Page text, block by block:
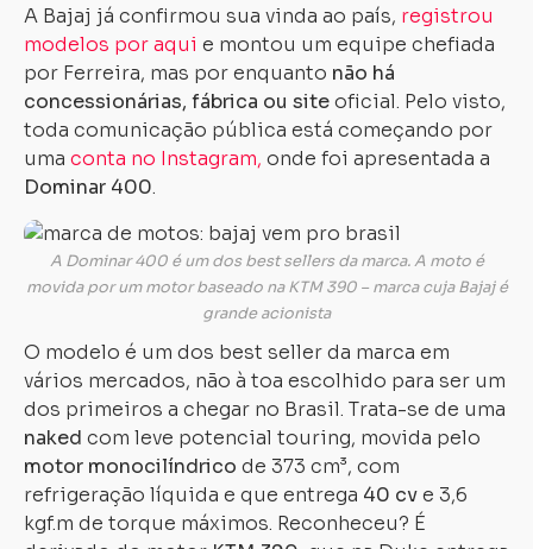
A Bajaj já confirmou sua vinda ao país, registrou
modelos por aqui e montou um equipe chefiada
por Ferreira, mas por enquanto não há
concessionárias, fábrica ou siteoficial. Pelo visto,
toda comunicação pública está começando por
uma conta no Instagram, onde foi apresentada a
Dominar 400.
A Dominar 400 é um dos best sellers da marca. A moto é
movida por um motor baseado na KTM 390 – marca cuja Bajaj é
grande acionista
O modelo é um dos best seller da marca em
vários mercados, não à toa escolhido para ser um
dos primeiros a chegar no Brasil. Trata-se de uma
naked com leve potencial touring, movida pelo
motor monocilíndrico de 373 cm³, com
refrigeração líquida e que entrega 40 cve 3,6
kgf.m de torque máximos. Reconheceu? É